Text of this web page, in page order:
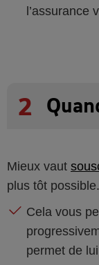
l’assurance
2
Mieux vaut
plus tôt
Cela vous
permet de